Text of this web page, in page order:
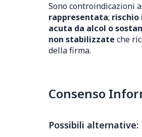
Sono controindicazioni
rappresentata; rischio
acuta da alcol o
non stabilizzate che
della firma.
Consenso
Possibili alternative: